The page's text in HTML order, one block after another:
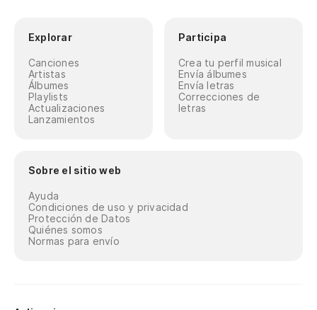
Explorar
Canciones
Artistas
Álbumes
Playlists
Actualizaciones
Lanzamientos
Participa
Crea tu perfil musical
Envía álbumes
Envía letras
Correcciones de
letras
Sobre el sitio web
Ayuda
Condiciones de uso y privacidad
Protección de Datos
Quiénes somos
Normas para envío